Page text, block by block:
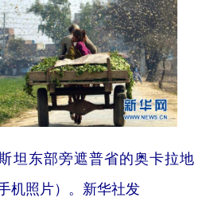
坦东部旁遮普省的奥卡拉地
机照片）。新华社发